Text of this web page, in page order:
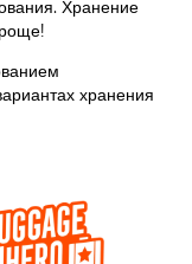
Хранение
хранения